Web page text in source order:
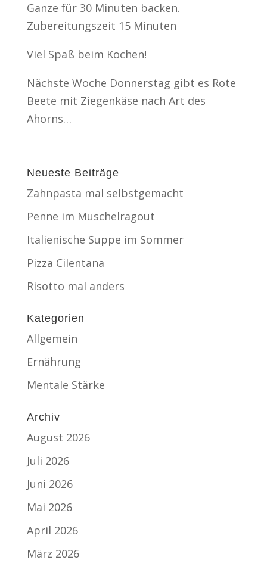
Ganze für 30 Minuten backen.
Zubereitungszeit 15 Minuten
Viel Spaß beim Kochen!
Nächste Woche Donnerstag gibt es Rote
Beete mit Ziegenkäse nach Art des
Ahorns…
Neueste Beiträge
Zahnpasta mal selbstgemacht
Penne im Muschelragout
Italienische Suppe im Sommer
Pizza Cilentana
Risotto mal anders
Kategorien
Allgemein
Ernährung
Mentale Stärke
Archiv
August 2026
Juli 2026
Juni 2026
Mai 2026
April 2026
März 2026